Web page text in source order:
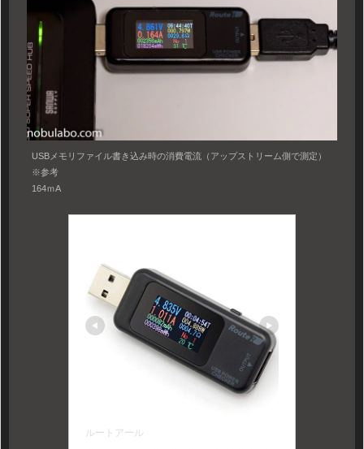
USBメモリファイル書き込み時の消費電流（アップストリーム側で測定）
※参考
164ｍA
ルートアール